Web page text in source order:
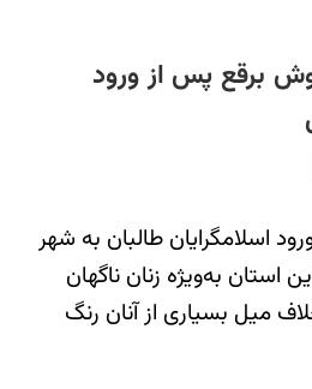
برقع پس از ورود
اسلامگرایان طالبان به شهر
استان به‌ویژه زنان ناگهان
میل بسیاری از آنان رنگ